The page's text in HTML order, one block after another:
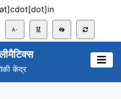
A-
केंद्र